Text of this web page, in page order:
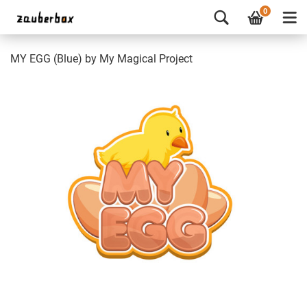
0
MY EGG (Blue) by My Magical Project